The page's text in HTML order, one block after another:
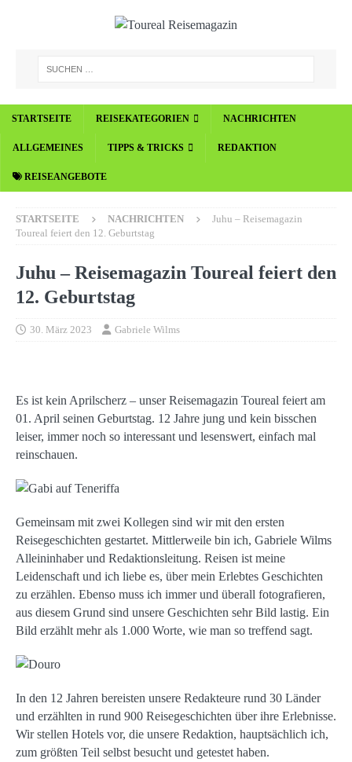
STARTSEITE REISEKATEGORIEN NACHRICHTEN
ALLGEMEINES TIPPS & TRICKS REDAKTION
REISEANGEBOTE
STARTSEITE NACHRICHTEN
Juhu – Reisemagazin
Toureal feiert den 12. Geburtstag
Juhu – Reisemagazin Toureal feiert den
12. Geburtstag
30. März 2023 Gabriele Wilms
Es ist kein Aprilscherz – unser Reisemagazin Toureal feiert am
01. April seinen Geburtstag. 12 Jahre jung und kein bisschen
leiser, immer noch so interessant und lesenswert, einfach mal
reinschauen.
Gemeinsam mit zwei Kollegen sind wir mit den ersten
Reisegeschichten gestartet. Mittlerweile bin ich, Gabriele Wilms
Alleininhaber und Redaktionsleitung. Reisen ist meine
Leidenschaft und ich liebe es, über mein Erlebtes Geschichten
zu erzählen. Ebenso muss ich immer und überall fotografieren,
aus diesem Grund sind unsere Geschichten sehr Bild lastig. Ein
Bild erzählt mehr als 1.000 Worte, wie man so treffend sagt.
In den 12 Jahren bereisten unsere Redakteure rund 30 Länder
und erzählten in rund 900 Reisegeschichten über ihre Erlebnisse.
Wir stellen Hotels vor, die unsere Redaktion, hauptsächlich ich,
zum größten Teil selbst besucht und getestet haben.